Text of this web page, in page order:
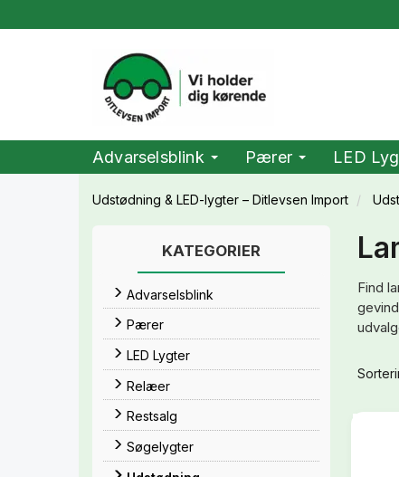
Advarselsblink Pærer LED
Udstødning & LED-lygter – Ditlevsen Import
KATEGORIER
Advarselsblink
Pærer
LED Lygter
Relæer
Restsalg
Søgelygter
Find